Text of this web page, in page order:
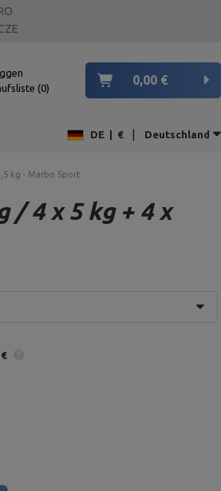
0
0,00 €
DE € | Deutschland
kg - Marbo Sport
/ 4 x 5 kg + 4 x